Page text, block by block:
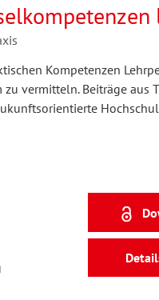
Kompetenzen
vermitteln. Beiträge aus